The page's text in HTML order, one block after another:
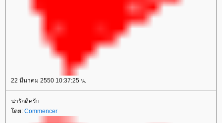
22 มีนาคม 2550 10:37:25 น.
น่ารักดีครับ
ดย: Commencer